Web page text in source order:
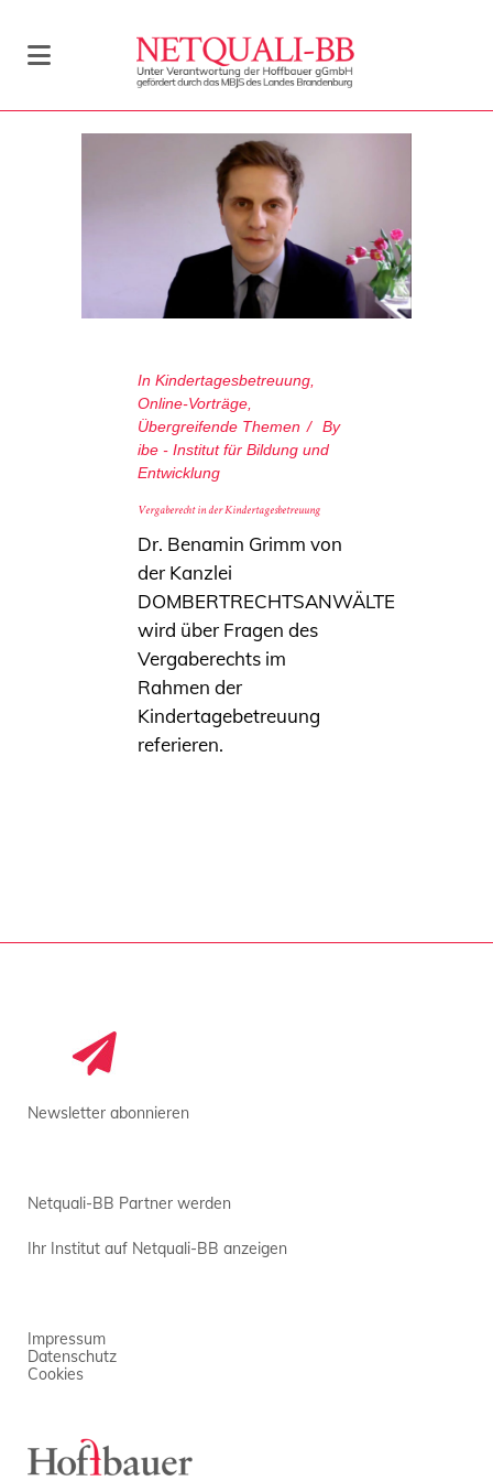
In Kindertagesbetreuung,
Online-Vorträge,
Übergreifende Themen
By
ibe - Institut für Bildung und
Entwicklung
Vergaberecht in der Kindertagesbetreuung
Dr. Benamin Grimm von
der Kanzlei
DOMBERTRECHTSANWÄLTE
wird über Fragen des
Vergaberechts im
Rahmen der
Kindertagebetreuung
referieren.
Newsletter abonnieren
Netquali-BB Partner werden
Ihr Institut auf Netquali-BB anzeigen
Impressum
Datenschutz
Cookies